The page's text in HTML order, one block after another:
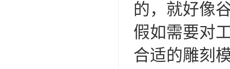
的，就好像
假如需要对
合适的雕刻